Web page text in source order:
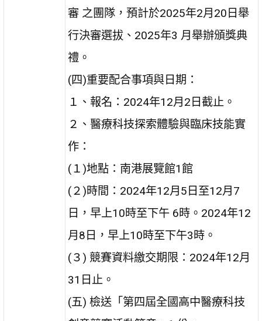
審 之團隊，預計於2025年2月20日舉
行決審選拔、2025年3 月舉辦頒獎典
禮。
(四)重要配合事項與日期：
１、報名：2024年12月2日截止。
２、醫療科技探索體驗與臨床技能實
作：
(１)地點：南港展覽館1館
(２)時間：2024年12月5日至12月7
日，早上10時至下午 6時。2024年12
月8日，早上10時至下午3時。
(３) 競賽資料繳交期限：2024年12月
31日止。
(五) 檢送「第四屆全國高中醫療科技